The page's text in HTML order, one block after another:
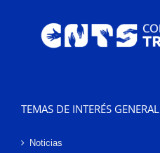
TEMAS DE INTERÉS GENERAL
Noticias